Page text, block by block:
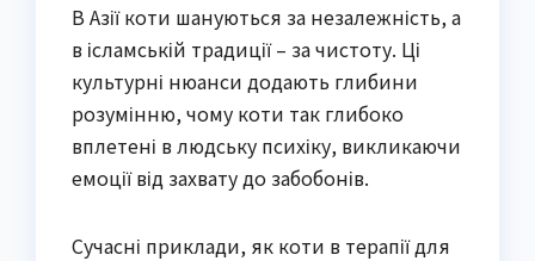
В Азії коти шануються за незалежність, а
в ісламській традиції – за чистоту. Ці
культурні нюанси додають глибини
розумінню, чому коти так глибоко
вплетені в людську психіку, викликаючи
емоції від захвату до забобонів.
Сучасні приклади, як коти в терапії для